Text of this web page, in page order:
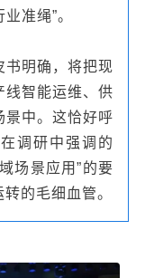
准绳”。
书明确，将把现
线智能运维、供
景中。这恰好呼
调研中强调的
场景应用”的要
的毛细血管。